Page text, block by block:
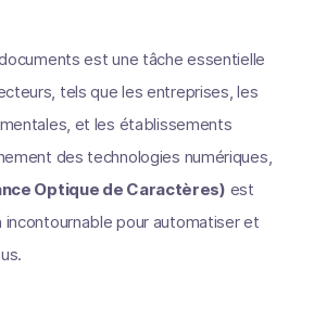
est une tâche essentielle
tels que les entreprises, les
et les établissements
des technologies numériques,
Optique de Caractères) est
incontournable pour automatiser et